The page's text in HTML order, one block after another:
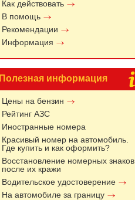
Как действовать
В помощь
Рекомендации
Информация
Полезная информация
Цены на бензин
Рейтинг АЗС
Иностранные номера
Красивый номер на автомобиль.
Где купить и как оформить?
Восстановление номерных знаков
после их кражи
Водительское удостоверение
На автомобиле за границу